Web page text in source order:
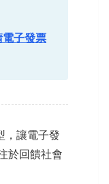
子發票
，讓電子發
於回饋社會